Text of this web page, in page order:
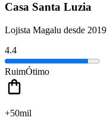
Casa Santa Luzia
Lojista Magalu desde 2019
4.4
RuimÓtimo
+50mil